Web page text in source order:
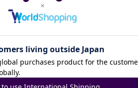
招待コード
JA9XS8